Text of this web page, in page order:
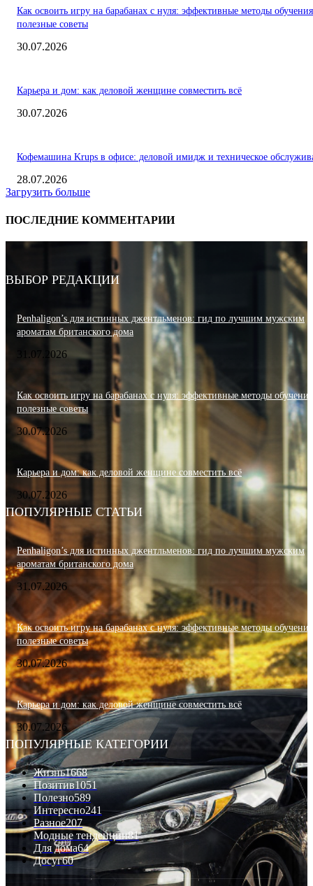
Как освоить игру на барабанах с нуля: эффективные методы
полезные советы
30.07.2026
Карьера и дом: как деловой женщине совместить всё
30.07.2026
Кофемашина Krups в офисе: деловой имидж и техническое
28.07.2026
Загрузить больше
ПОСЛЕДНИЕ КОММЕНТАРИИ
ВЫБОР РЕДАКЦИИ
Penhaligon’s для истинных джентльменов: гид по лучшим мужским
ароматам британского дома
31.07.2026
Как освоить игру на барабанах с нуля: эффективные методы
полезные советы
30.07.2026
Карьера и дом: как деловой женщине совместить всё
30.07.2026
ПОПУЛЯРНЫЕ СТАТЬИ
Penhaligon’s для истинных джентльменов: гид по лучшим мужским
ароматам британского дома
31.07.2026
Как освоить игру на барабанах с нуля: эффективные методы
полезные советы
30.07.2026
Карьера и дом: как деловой женщине совместить всё
30.07.2026
ПОПУЛЯРНЫЕ КАТЕГОРИИ
Жизнь1668
Позитив1051
Полезно589
Интересно241
Разное207
Модные тенденции81
Для дома64
Досуг60